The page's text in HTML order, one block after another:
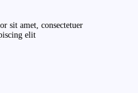
sit amet, consectetuer
elit